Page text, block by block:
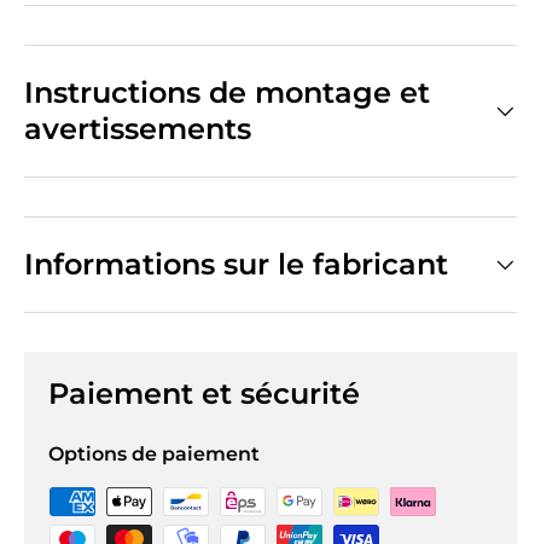
Instructions de montage et
avertissements
Informations sur le fabricant
Paiement et sécurité
Options de paiement